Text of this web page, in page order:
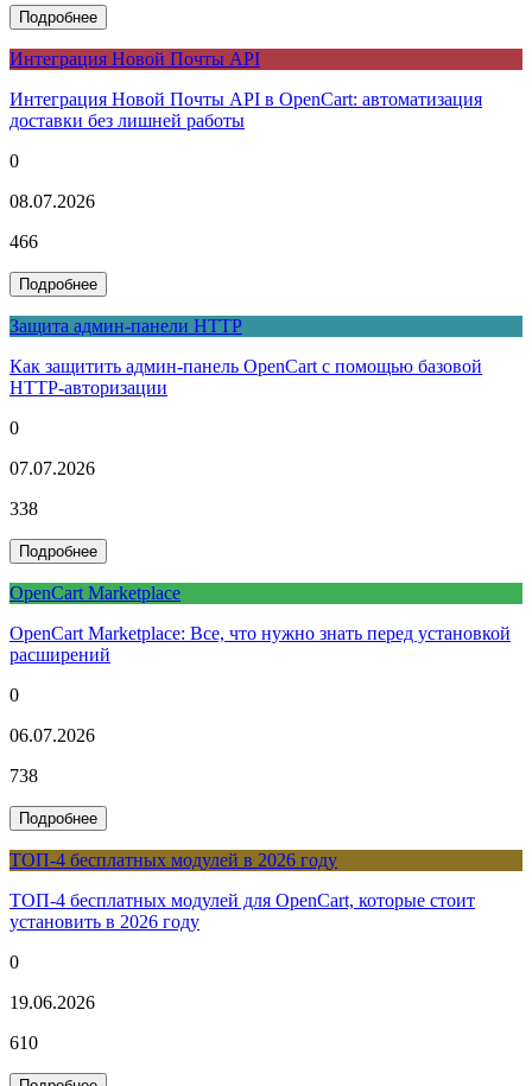
Подробнее
Интеграция Новой Почты API
Интеграция Новой Почты API в OpenCart: автоматизация
доставки без лишней работы
0
08.07.2026
466
Подробнее
Защита админ-панели HTTP
Как защитить админ-панель OpenCart с помощью базовой
HTTP-авторизации
0
07.07.2026
338
Подробнее
OpenCart Marketplace
OpenCart Marketplace: Все, что нужно знать перед установкой
расширений
0
06.07.2026
738
Подробнее
ТОП-4 бесплатных модулей в 2026 году
ТОП-4 бесплатных модулей для OpenCart, которые стоит
установить в 2026 году
0
19.06.2026
610